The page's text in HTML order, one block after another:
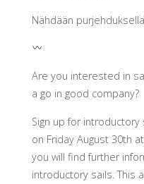
Nähdään
Are you interested in
a go in good company?
Sign up for
on Friday August 30th
you will find further
introductory sails. This